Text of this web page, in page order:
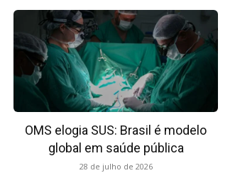
OMS elogia SUS: Brasil é modelo
global em saúde pública
28 de julho de 2026